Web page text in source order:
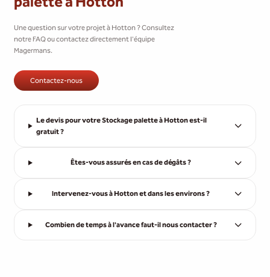
Une question sur votre projet à Hotton ? Consultez
notre FAQ ou contactez directement l'équipe
Magermans.
Contactez-nous
Le devis pour votre Stockage palette à Hotton est-il
gratuit ?
Êtes-vous assurés en cas de dégâts ?
Intervenez-vous à Hotton et dans les environs ?
Combien de temps à l'avance faut-il nous contacter ?